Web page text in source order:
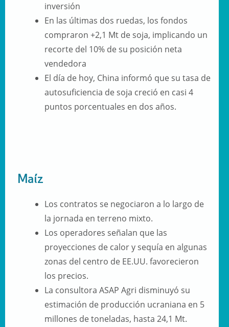
inversión
En las últimas dos ruedas, los fondos
compraron +2,1 Mt de soja, implicando un
recorte del 10% de su posición neta
vendedora
El día de hoy, China informó que su tasa de
autosuficiencia de soja creció en casi 4
puntos porcentuales en dos años.
Maíz
Los contratos se negociaron a lo largo de
la jornada en terreno mixto.
Los operadores señalan que las
proyecciones de calor y sequía en algunas
zonas del centro de EE.UU. favorecieron
los precios.
La consultora ASAP Agri disminuyó su
estimación de producción ucraniana en 5
millones de toneladas, hasta 24,1 Mt.